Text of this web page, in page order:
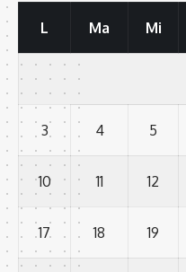
L Ma Mi
3 4 5
10 11 12
17 18 19